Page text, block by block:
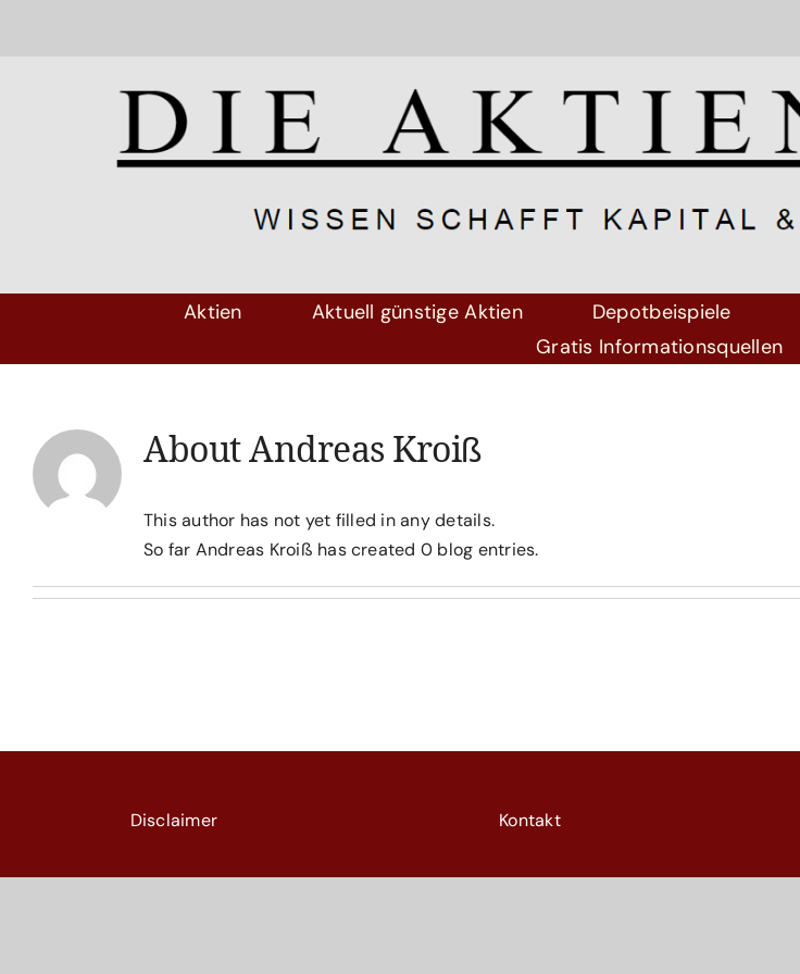
Aktien Aktuell günstige Aktien Depotbeispiele
Gratis Informationsquellen
AboutAndreas Kroiß
This author has not yet filled in any details.
So far Andreas Kroiß has created 0 blog entries.
Disclaimer Kontakt